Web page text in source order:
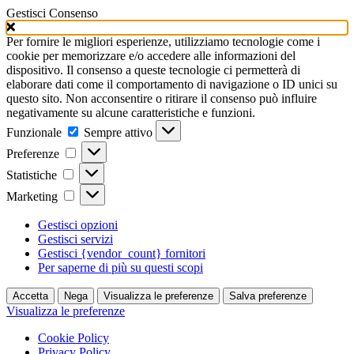
Gestisci Consenso
Per fornire le migliori esperienze, utilizziamo tecnologie come i
cookie per memorizzare e/o accedere alle informazioni del
dispositivo. Il consenso a queste tecnologie ci permetterà di
elaborare dati come il comportamento di navigazione o ID unici su
questo sito. Non acconsentire o ritirare il consenso può influire
negativamente su alcune caratteristiche e funzioni.
Funzionale
Funzionale
Sempre attivo
Preferenze
Preferenze
Statistiche Statistiche
Marketing Marketing
Gestisci opzioni
Gestisci servizi
Gestisci {vendor_count} fornitori
Per saperne di più su questi scopi
Accetta Nega Visualizza le preferenze Salva preferenze
Visualizza le preferenze
Cookie Policy